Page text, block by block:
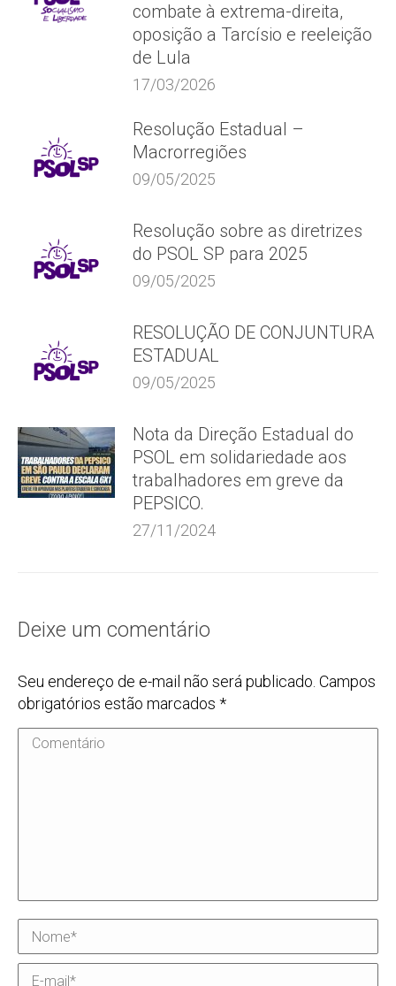
combate à extrema-direita,
oposição a Tarcísio e reeleição
de Lula
17/03/2026
Resolução Estadual –
Macrorregiões
09/05/2025
Resolução sobre as diretrizes
do PSOL SP para 2025
09/05/2025
RESOLUÇÃO DE CONJUNTURA
ESTADUAL
09/05/2025
Nota da Direção Estadual do
PSOL em solidariedade aos
trabalhadores em greve da
PEPSICO.
27/11/2024
Deixe um comentário
Seu endereço de e-mail não será publicado. Campos
obrigatórios estão marcados *
Comentário
Nome *
E-mail *